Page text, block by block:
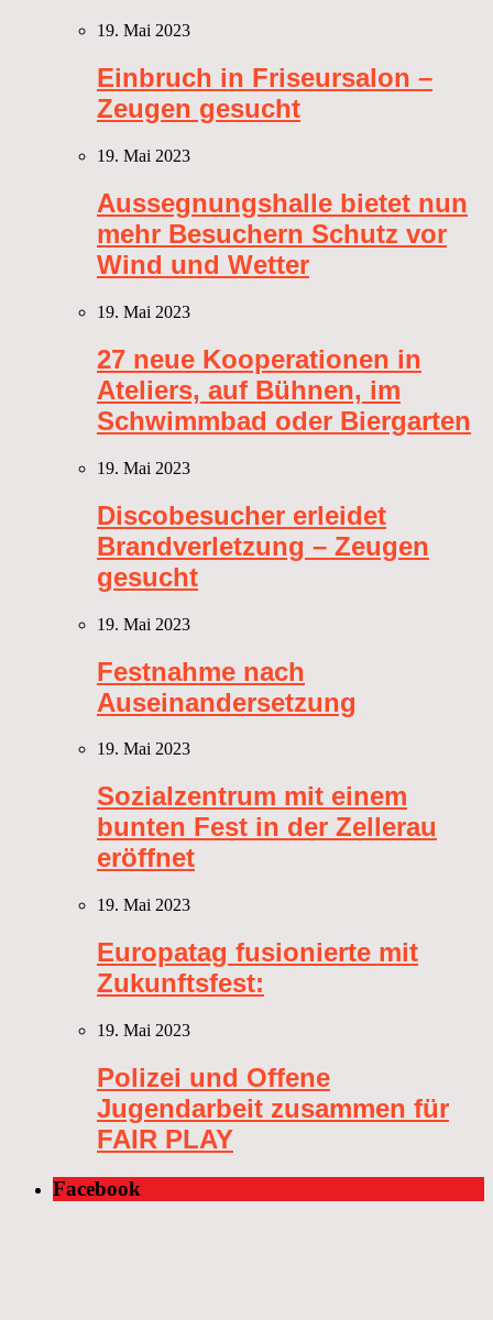
19. Mai 2023
Einbruch in Friseursalon –
Zeugen gesucht
19. Mai 2023
Aussegnungshalle bietet nun
mehr Besuchern Schutz vor
Wind und Wetter
19. Mai 2023
27 neue Kooperationen in
Ateliers, auf Bühnen, im
Schwimmbad oder Biergarten
19. Mai 2023
Discobesucher erleidet
Brandverletzung – Zeugen
gesucht
19. Mai 2023
Festnahme nach
Auseinandersetzung
19. Mai 2023
Sozialzentrum mit einem
bunten Fest in der Zellerau
eröffnet
19. Mai 2023
Europatag fusionierte mit
Zukunftsfest:
19. Mai 2023
Polizei und Offene
Jugendarbeit zusammen für
FAIR PLAY
Facebook